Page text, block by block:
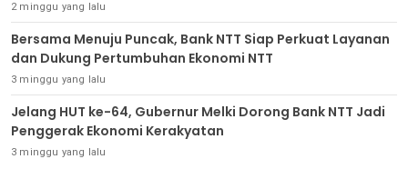
2 minggu yang lalu
Bersama Menuju Puncak, Bank NTT Siap Perkuat Layanan
dan Dukung Pertumbuhan Ekonomi NTT
3 minggu yang lalu
Jelang HUT ke-64, Gubernur Melki Dorong Bank NTT Jadi
Penggerak Ekonomi Kerakyatan
3 minggu yang lalu